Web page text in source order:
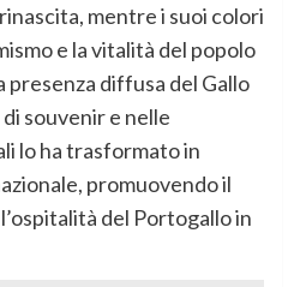
mentre i suoi colori
e la vitalità del popolo
diffusa del Gallo
souvenir e nelle
lo ha trasformato in
promuovendo il
del Portogallo in